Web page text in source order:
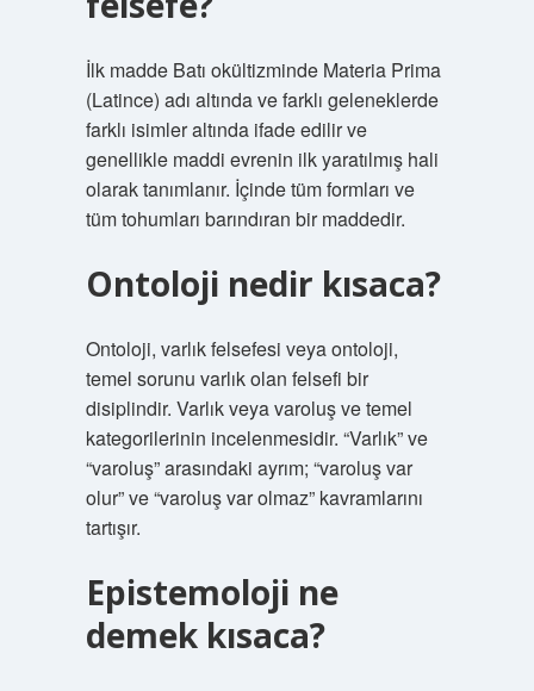
İlk madde Batı okültizminde Materia Prima
(Latince) adı altında ve farklı geleneklerde
farklı isimler altında ifade edilir ve
genellikle maddi evrenin ilk yaratılmış hali
olarak tanımlanır. İçinde tüm formları ve
tüm tohumları barındıran bir maddedir.
Ontoloji nedir kısaca?
Ontoloji, varlık felsefesi veya ontoloji,
temel sorunu varlık olan felsefi bir
disiplindir. Varlık veya varoluş ve temel
kategorilerinin incelenmesidir. “Varlık” ve
“varoluş” arasındaki ayrım; “varoluş var
olur” ve “varoluş var olmaz” kavramlarını
tartışır.
Epistemoloji ne
demek kısaca?